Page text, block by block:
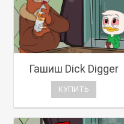
Гашиш Dick Digger
КУПИТЬ